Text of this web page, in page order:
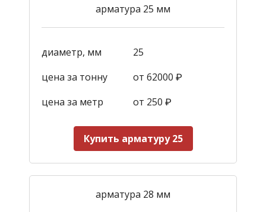
арматура 25 мм
диаметр, мм
25
цена за тонну
от 62000 ₽
цена за метр
от 250 ₽
Купить арматуру 25
арматура 28 мм